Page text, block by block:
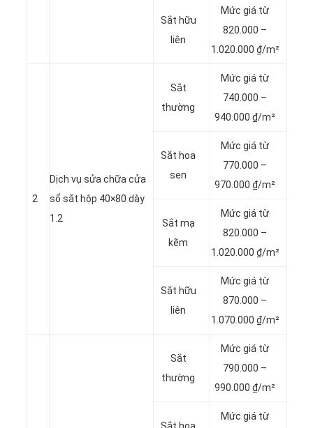
Sắt hữu
liên
Mức giá từ
820.000 –
1.020.000 ₫/m²
2
Dịch vụ sửa chữa cửa
sổ sắt hộp 40×80 dày
1.2
Sắt
thường
Mức giá từ
740.000 –
940.000 ₫/m²
Sắt hoa
sen
Mức giá từ
770.000 –
970.000 ₫/m²
Sắt mạ
kẽm
Mức giá từ
820.000 –
1.020.000 ₫/m²
Sắt hữu
liên
Mức giá từ
870.000 –
1.070.000 ₫/m²
Sắt
thường
Mức giá từ
790.000 –
990.000 ₫/m²
Mức giá từ